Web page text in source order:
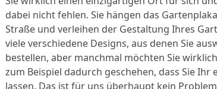
dabei nicht fehlen. Sie hängen das
Straße und verleihen der Gestaltung Ihres
viele verschiedene Designs, aus denen Sie
bestellen, aber manchmal möchten Sie
zum Beispiel dadurch geschehen, dass Sie
lassen. Das ist für uns überhaupt kein